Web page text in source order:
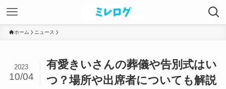
ホーム ニュース
有愛きいさんの葬儀や告別式はい
つ？場所や出席者についても解説
2023
10/04